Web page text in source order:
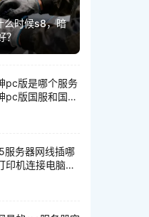
么时候s8，暗
？
pc版是哪个服务
pc版国服和国际
区别
服务器网线插哪
印机连接电脑网
么选